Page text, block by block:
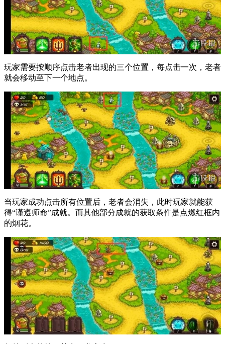
玩家需要按顺序点击老者出现的三个位置，每点击一次，老者
就会移动至下一个地点。
当玩家成功点击所有位置后，老者会消失，此时玩家就能获
得“谨遵师命”成就。而其他部分成就的获取条件是点燃红框内
的烟花。